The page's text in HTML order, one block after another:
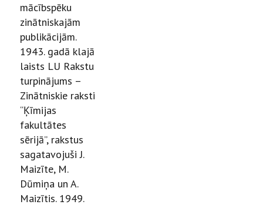
mācībspēku
zinātniskajām
publikācijām.
1943. gadā klajā
laists LU Rakstu
turpinājums –
Zinātniskie raksti
“Ķīmijas
fakultātes
sērijā”, rakstus
sagatavojuši J.
Maizīte, M.
Dūmiņa un A.
Maizītis. 1949.